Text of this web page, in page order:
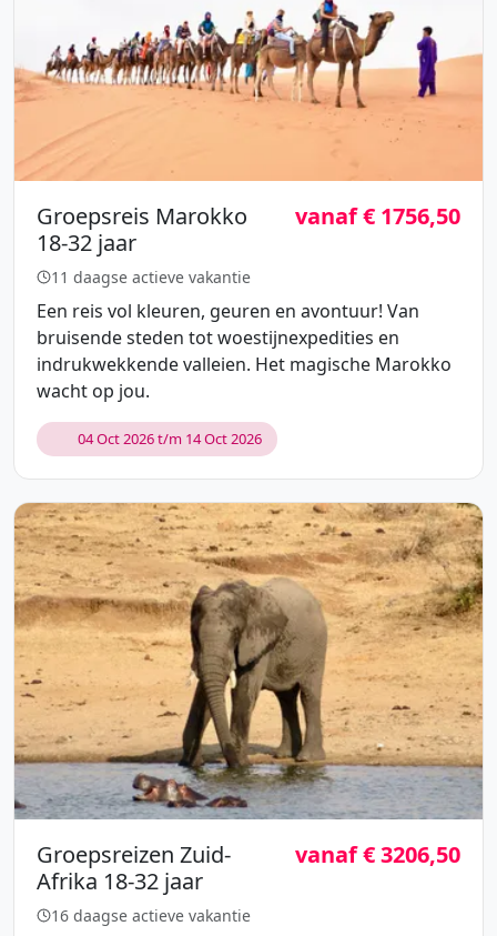
Groepsreis Marokko
18-32 jaar
vanaf € 1756,50
11 daagse actieve vakantie
Een reis vol kleuren, geuren en avontuur! Van
bruisende steden tot woestijnexpedities en
indrukwekkende valleien. Het magische Marokko
wacht op jou.
04 Oct 2026 t/m 14 Oct 2026
Groepsreizen Zuid-
Afrika 18-32 jaar
vanaf € 3206,50
16 daagse actieve vakantie